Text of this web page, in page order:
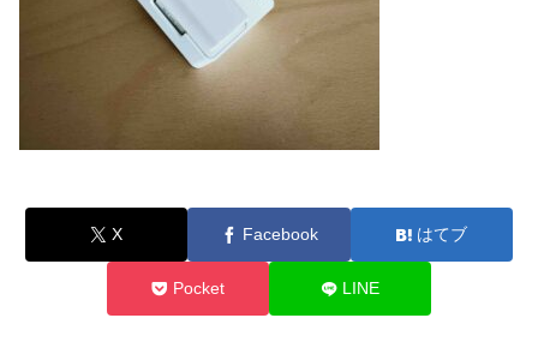
X Facebook はてブ
Pocket LINE